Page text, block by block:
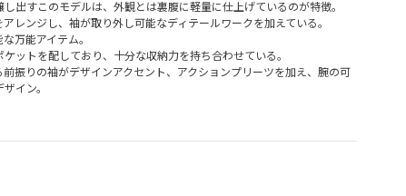
出すこのモデルは、外観とは裏腹に軽量に仕上げているのが特徴。
レンジし、袖が取り外し可能なディテールワークを加えている。
万能アイテム。
ットを配しており、十分な収納力を持ち合わせている。
振りの袖がデザインアクセント、アクションプリーツを加え、腕の可
イン。